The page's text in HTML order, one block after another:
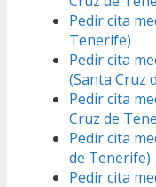
Pedir cita
Tenerife)
Pedir cita
(Santa Cruz
Pedir cita
Cruz de
Pedir cita
de Tenerife)
Pedir cita